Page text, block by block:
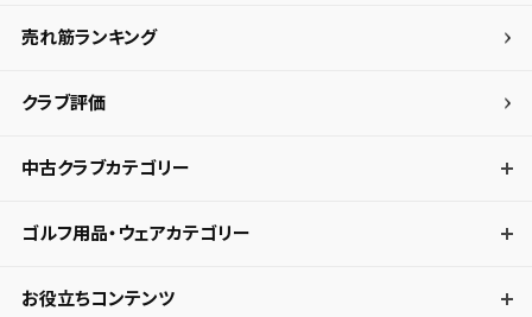
売れ筋ランキング
クラブ評価
中古クラブカテゴリー
ゴルフ用品・ウェアカテゴリー
お役立ちコンテンツ